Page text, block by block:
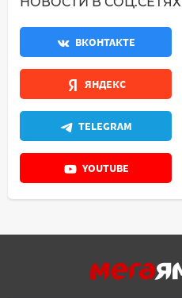
ВКОНТАКТЕ
ЯНДЕКС
TELEGRAM
YOUTUBE